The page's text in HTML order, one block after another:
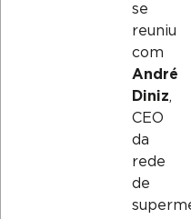
se
reuniu
com
André
Diniz,
CEO
da
rede
de